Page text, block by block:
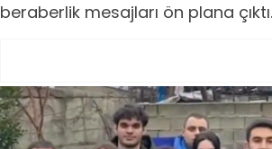
beraberlik mesajları ön plana çıktı.